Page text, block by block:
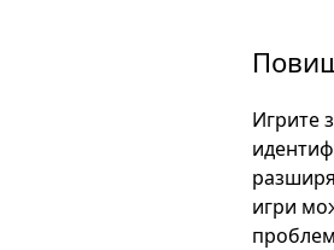
Игрите
игри